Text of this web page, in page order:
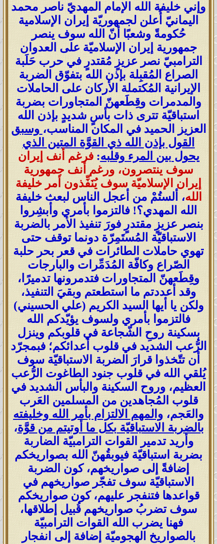
وإني خليفة الله الإمام المهديّ ناصر محمد
اليمانيّ أُعلن لجمهوريّة إيران الإسلامية
حُكومةً وشعبًا أنّ الله سوف ينصر
جمهورية إيران الإسلاميّة على العدوان
الترامبيّ نصر عزيزٍ مُقتدرٍ في حرب حَلَبة
الصراع المُقبِلة بإذن الله بتفوّق الضربة
الإيرانية المُكتملة الأركان على الحاملات
والمدمرات وقِطَعهنّ المتجاورات بضربة
استباقيّة تترى ذات بأسٍ شديدٍ بإذن الله
العزيز الحميد في المكان المناسب، وسبق
القول بإذن الله ذي القوَّة المتين الذي
يحول بين المرء وقلبه: فرغم أنف إيران
سوف ينتصرون، ورغم أنف جمهورية
إيران الإسلاميّة سوف يُنَفِّذون أمر خليفة
الله، ألستُمْ من أعجل الناس لبعث خليفة
الله المهدي؟! فالتزموا بأمري وأبشِروا
بنصر عزيزٍ مقتدرٍ فورَ تنفيذ الأمر بالضربة
الاستباقيّة المُستَمِرّة دونما توقف حتى
تهوي حاملات الطائرات في قعر بحر حلبة
الصّراع وكافّة المُدَمِّرات والبارجات
وقِطَعهنّ المتجاورات فتدمرونها تدميرًا،
وقد أعددتم ما استطعتم وبقيَ التنفيذ،
ولكن يا أيها السيد الكريم (علي الحسيني)
فالتزموا بأمري ولسوف يؤيّدكم الله
بسكينة روحِ الشّجاعة في قلوبكم وينزل
الرُّعب الشديد في قلوب أعدائكم؛ فبمجرّد
أن تتّخذوا قرارَ الضربة الاستباقيّة سوف
يُلقي الله في قلوب جنود الطاغوت الرُّعب
العظيم، وروح السكينة والبأس الشديد في
قلوب المُجاهدين من المسلمين العَرب
والعَجم، والمهم الالتزام بأمر الله وخليفته
بالضربة الاستباقيّة بكل ما أوتيتم من قوَّة،
وأريد تدمير القوات الترامبيّة الضاربة
بضربة استباقيّة فيوبقُهنّ الله بصواريخكم
إضافةً إلى صواريخهم، كون الضربة
الاستباقيّة سوف تفجّر صواريخهم في
قواعدها فتنفجر عليهم، كون صواريخكم
سوف تضربُ صواريخهم قُبيل إطلاقها،
فهنا يضرب الله القوات الترامبيّة
بالصواريخ الهجوميّة إضافة إلى انفجار